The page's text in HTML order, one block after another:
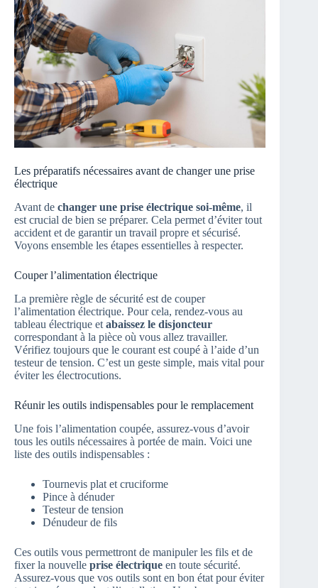
Les préparatifs nécessaires avant de changer une prise
électrique
Avant de changer une prise électrique soi-même, il
est crucial de bien se préparer. Cela permet d’éviter tout
accident et de garantir un travail propre et sécurisé.
Voyons ensemble les étapes essentielles à respecter.
Couper l’alimentation électrique
La première règle de sécurité est de couper
l’alimentation électrique. Pour cela, rendez-vous au
tableau électrique et abaissez le disjoncteur
correspondant à la pièce où vous allez travailler.
Vérifiez toujours que le courant est coupé à l’aide d’un
testeur de tension. C’est un geste simple, mais vital pour
éviter les électrocutions.
Réunir les outils indispensables pour le remplacement
Une fois l’alimentation coupée, assurez-vous d’avoir
tous les outils nécessaires à portée de main. Voici une
liste des outils indispensables :
Tournevis plat et cruciforme
Pince à dénuder
Testeur de tension
Dénudeur de fils
Ces outils vous permettront de manipuler les fils et de
fixer la nouvelle prise électrique en toute sécurité.
Assurez-vous que vos outils sont en bon état pour éviter